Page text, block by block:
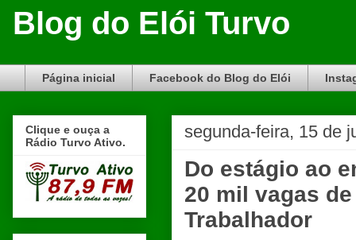
Blog do Elói Turvo
Página inicial Facebook do Blog do Elói
segunda-feira, 15 de
Do estágio ao
20 mil vagas
Trabalhador
Clique e ouça a
Rádio Turvo Ativo.